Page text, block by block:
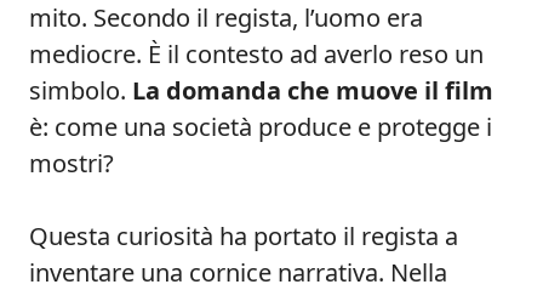
mito. Secondo il regista, l’uomo era
mediocre. È il contesto ad averlo reso un
simbolo. La domanda che muove il film
è: come una società produce e protegge i
mostri?
Questa curiosità ha portato il regista a
inventare una cornice narrativa. Nella